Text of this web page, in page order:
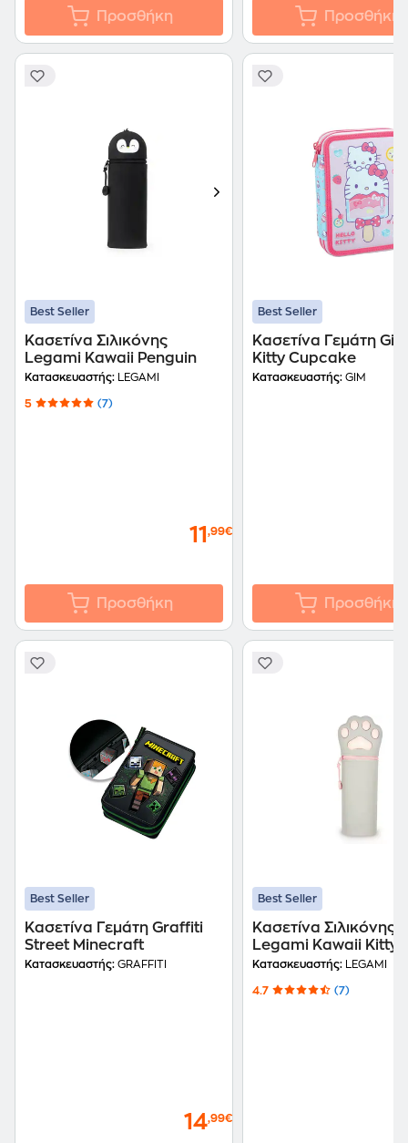
Προσθήκη Προσθήκη
Best Seller
Κασετίνα Σιλικόνης
Legami Kawaii Penguin
Κατασκευαστής: LEGAMI
5 (7)
11 ,99€
Προσθήκη
Best Seller
Κασετίνα Γεμάτη
Kitty Cupcake
Κατασκευαστής: GIM
Προσθήκη
Best Seller
Κασετίνα Γεμάτη Graffiti
Street Minecraft
Κατασκευαστής: GRAFFITI
14,99€
Best Seller
Κασετίνα Σιλικόνης
Legami Kawaii Kitty
Κατασκευαστής: LEGAMI
4.7 (7)